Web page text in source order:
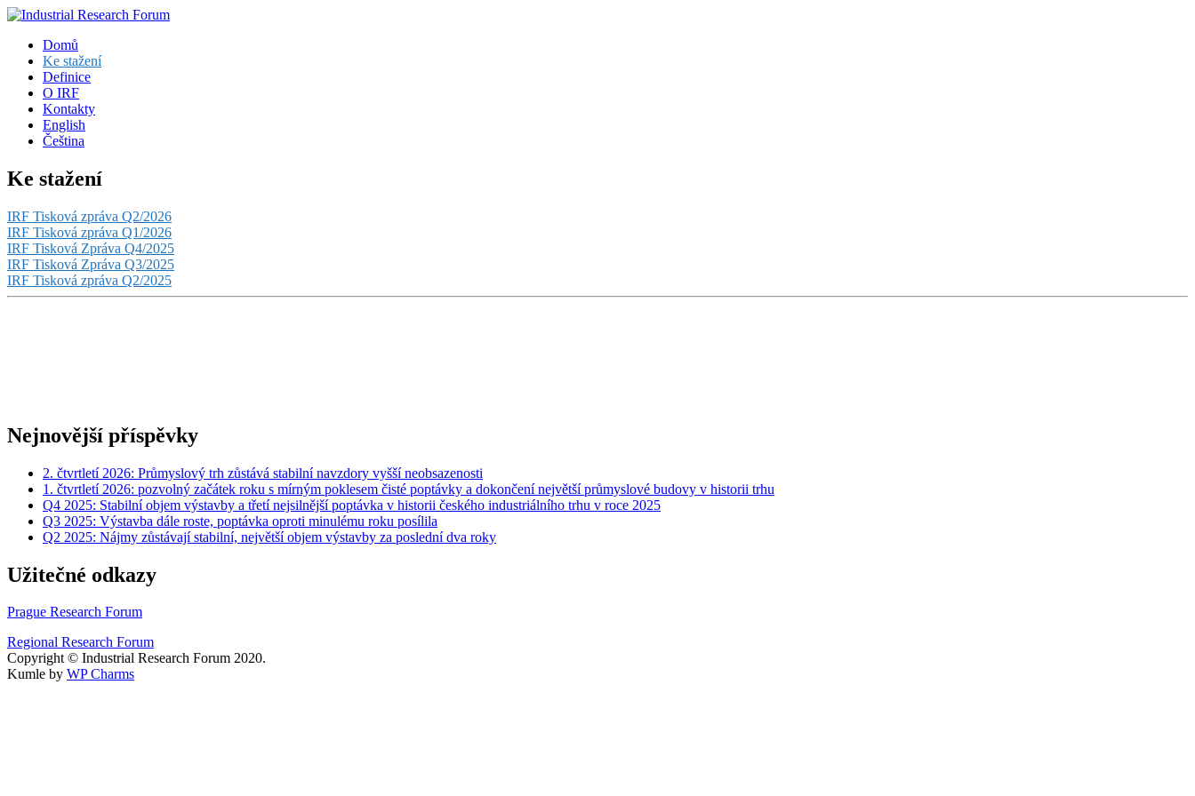
Domů
Ke stažení
Definice
O IRF
Kontakty
English
Čeština
Ke stažení
IRF Tisková zpráva Q2/2026
IRF Tisková zpráva Q1/2026
IRF Tisková Zpráva Q4/2025
IRF Tisková Zpráva Q3/2025
IRF Tisková zpráva Q2/2025
Nejnovější příspěvky
2. čtvrtletí 2026: Průmyslový trh zůstává stabilní navzdory vyšší neobsazenosti
1. čtvrtletí 2026: pozvolný začátek roku s mírným poklesem čisté poptávky a dokončení největší průmyslové budovy v historii trhu
Q4 2025: Stabilní objem výstavby a třetí nejsilnější poptávka v historii českého industriálního trhu v roce 2025
Q3 2025: Výstavba dále roste, poptávka oproti minulému roku posílila
Q2 2025: Nájmy zůstávají stabilní, největší objem výstavby za poslední dva roky
Užitečné odkazy
Prague Research Forum
Regional Research Forum
Copyright © Industrial Research Forum 2020.
Kumle by WP Charms